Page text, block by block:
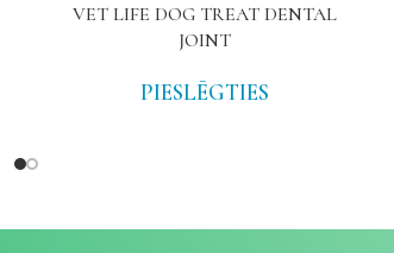
VET LIFE DOG TREAT DENTAL
JOINT
PIESLĒGTIES